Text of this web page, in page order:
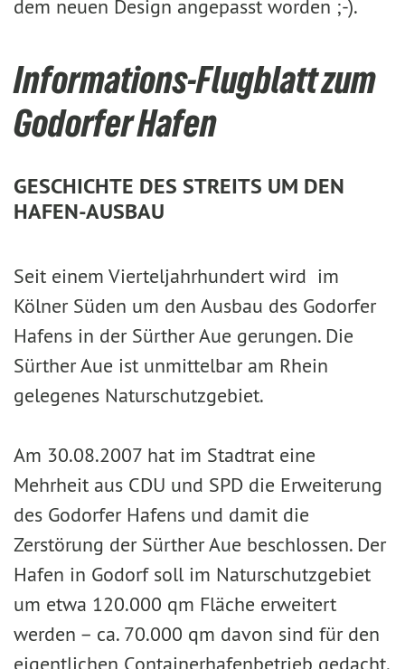
dem neuen Design angepasst worden ;-).
Informations-Flugblatt zum
Godorfer Hafen
GESCHICHTE DES STREITS UM DEN
HAFEN-AUSBAU
Seit einem Vierteljahrhundert wird im
Kölner Süden um den Ausbau des Godorfer
Hafens in der Sürther Aue gerungen. Die
Sürther Aue ist unmittelbar am Rhein
gelegenes Naturschutzgebiet.
Am 30.08.2007 hat im Stadtrat eine
Mehrheit aus CDU und SPD die Erweiterung
des Godorfer Hafens und damit die
Zerstörung der Sürther Aue beschlossen. Der
Hafen in Godorf soll im Naturschutzgebiet
um etwa 120.000 qm Fläche erweitert
werden – ca. 70.000 qm davon sind für den
eigentlichen Containerhafenbetrieb gedacht.